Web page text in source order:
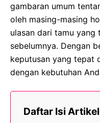
gambaran umum
oleh masing-masing
ulasan dari tamu yang
sebelumnya. Dengan
keputusan yang tepat
dengan kebutuhan
Daftar Isi